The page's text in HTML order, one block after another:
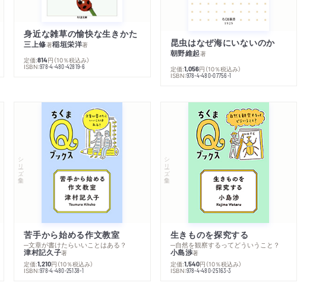
身近な雑草の愉快な生きかた
三上修著稲垣栄洋著
定価:814円 （10％税込み）
ISBN:978-4-480-42819-6
昆虫はなぜ海にいないのか
朝野維起著
定価:1,056円 （10％税込み）
ISBN:978-4-480-07756-1
シリーズ・全集
苦手から始める作文教室
─文章が書けたらいいことはある？
津村記久子著
定価:1,210円 （10％税込み）
ISBN:978-4-480-25138-1
シリーズ・全集
生きものを探究する
─自然を観察するってどういうこと？
小島渉著
定価:1,540円 （10％税込み）
ISBN:978-4-480-25163-3